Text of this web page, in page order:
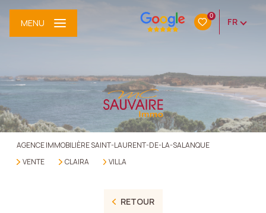
0
FR
MENU
AGENCE IMMOBILIÈRE SAINT-LAURENT-DE-LA-SALANQUE
VENTE
CLAIRA VILLA
RETOUR